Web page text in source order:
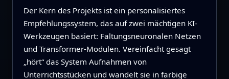
Der Kern des Projekts ist ein personalisiertes
Empfehlungssystem, das auf zwei mächtigen KI-
Werkzeugen basiert: Faltungsneuronalen Netzen
und Transformer-Modulen. Vereinfacht gesagt
„hört“ das System Aufnahmen von
Unterrichtsstücken und wandelt sie in farbige